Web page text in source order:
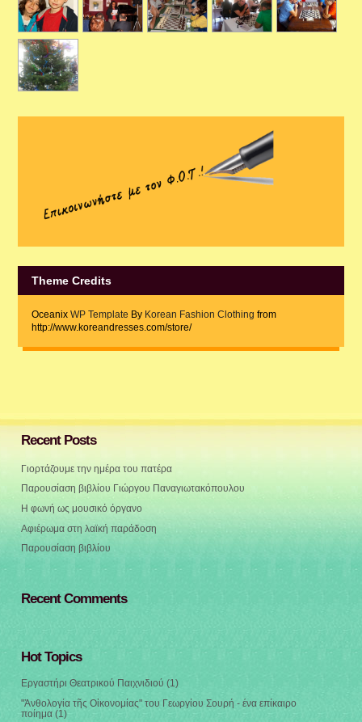
Theme Credits
Oceanix WP Template By Korean Fashion Clothing from
http://www.koreandresses.com/store/
Recent Posts
Γιορτάζουμε την ημέρα του πατέρα
Παρουσίαση βιβλίου Γιώργου Παναγιωτακόπουλου
Η φωνή ως μουσικό όργανο
Αφιέρωμα στη λαϊκή παράδοση
Παρουσίαση βιβλίου
Recent Comments
Hot Topics
Εργαστήρι Θεατρικού Παιχνιδιού (1)
"Ἀνθολογία τῆς Οἰκονομίας" του Γεωργίου Σουρή - ένα επίκαιρο
ποίημα (1)